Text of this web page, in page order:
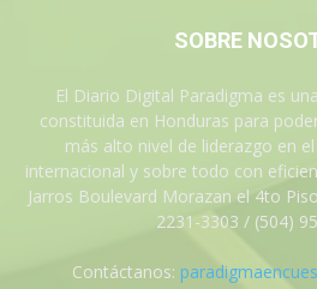
SOBRE
El Diario Digital Paradigma es
constituida en Honduras para
más alto nivel de liderazgo en
internacional y sobre todo con
Jarros Boulevard Morazan el 4to
2231-3303 / (504)
Contáctanos: